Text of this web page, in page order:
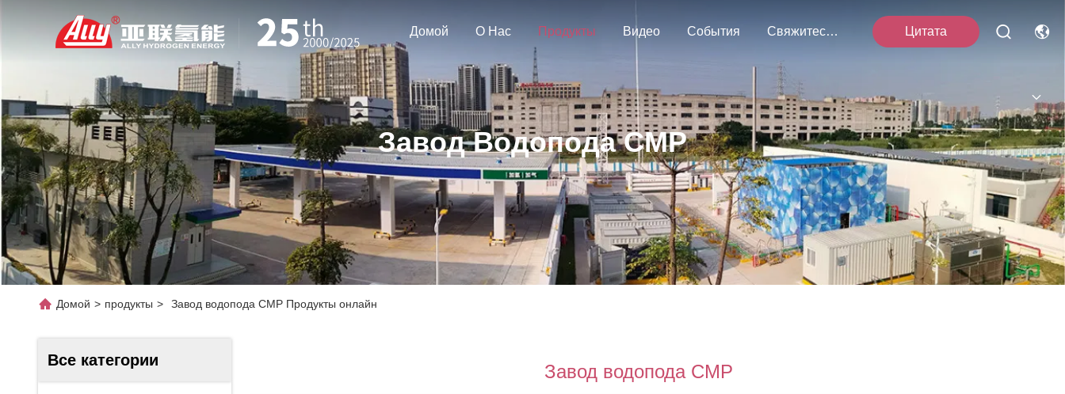
Домой О Нас Продукты Видео События Свяжитесь С Нами Цитата
Завод Водопода СМР
Домой > продукты > Завод водопода СМР Продукты онлайн
Все категории
Завод водопода СМР